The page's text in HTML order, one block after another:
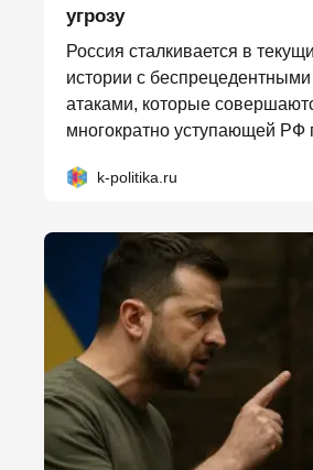
угрозу
Россия сталкивается в
истории с
атаками, которые
многократно уступающей РФ
k-politika.ru